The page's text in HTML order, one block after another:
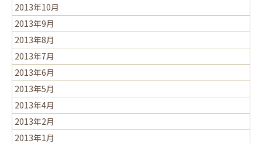
2013年10月
2013年9月
2013年8月
2013年7月
2013年6月
2013年5月
2013年4月
2013年2月
2013年1月